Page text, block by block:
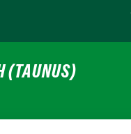
(TAUNUS)